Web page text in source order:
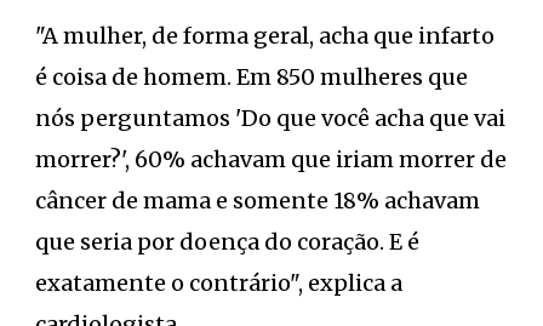
"A mulher, de forma geral, acha que infarto
é coisa de homem. Em 850 mulheres que
nós perguntamos 'Do que você acha que vai
morrer?', 60% achavam que iriam morrer de
câncer de mama e somente 18% achavam
que seria por doença do coração. E é
exatamente o contrário", explica a